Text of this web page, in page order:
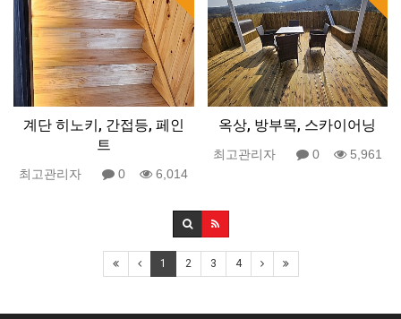
계단 히노키, 간접등, 페인
트
최고관리자 0 6,014
옥상, 방부목, 스카이어닝
최고관리자 0 5,961
1 2 3 4